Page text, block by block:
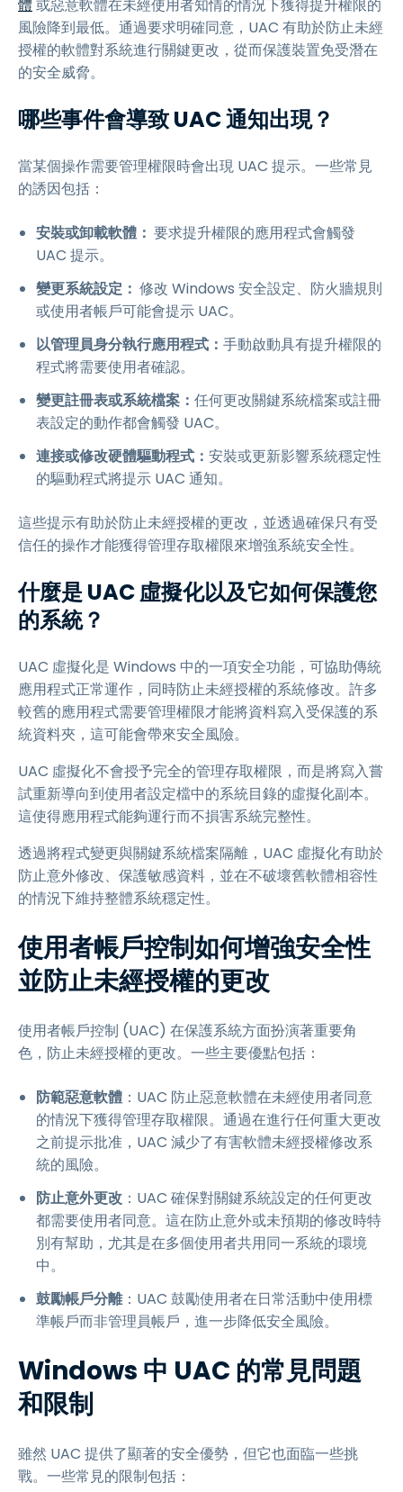
體或惡意軟體在未經使用者知情的情況下獲得提升權限的
風險降到最低。通過要求明確同意，UAC 有助於防止未經
授權的軟體對系統進行關鍵更改，從而保護裝置免受潛在
的安全威脅。
哪些事件會導致 UAC 通知出現？
當某個操作需要管理權限時會出現 UAC 提示。一些常見
的誘因包括：
安裝或卸載軟體： 要求提升權限的應用程式會觸發
UAC 提示。
變更系統設定： 修改 Windows 安全設定、防火牆規則
或使用者帳戶可能會提示 UAC。
以管理員身分執行應用程式： 手動啟動具有提升權限的
程式將需要使用者確認。
變更註冊表或系統檔案： 任何更改關鍵系統檔案或註冊
表設定的動作都會觸發 UAC。
連接或修改硬體驅動程式： 安裝或更新影響系統穩定性
的驅動程式將提示 UAC 通知。
這些提示有助於防止未經授權的更改，並透過確保只有受
信任的操作才能獲得管理存取權限來增強系統安全性。
什麼是 UAC 虛擬化以及它如何保護您
的系統？
UAC 虛擬化是 Windows 中的一項安全功能，可協助傳統
應用程式正常運作，同時防止未經授權的系統修改。許多
較舊的應用程式需要管理權限才能將資料寫入受保護的系
統資料夾，這可能會帶來安全風險。
UAC 虛擬化不會授予完全的管理存取權限，而是將寫入嘗
試重新導向到使用者設定檔中的系統目錄的虛擬化副本。
這使得應用程式能夠運行而不損害系統完整性。
透過將程式變更與關鍵系統檔案隔離，UAC 虛擬化有助於
防止意外修改、保護敏感資料，並在不破壞舊軟體相容性
的情況下維持整體系統穩定性。
使用者帳戶控制如何增強安全性
並防止未經授權的更改
使用者帳戶控制 (UAC) 在保護系統方面扮演著重要角
色，防止未經授權的更改。一些主要優點包括：
防範惡意軟體 ：UAC 防止惡意軟體在未經使用者同意
的情況下獲得管理存取權限。通過在進行任何重大更改
之前提示批准，UAC 減少了有害軟體未經授權修改系
統的風險。
防止意外更改 ：UAC 確保對關鍵系統設定的任何更改
都需要使用者同意。這在防止意外或未預期的修改時特
別有幫助，尤其是在多個使用者共用同一系統的環境
中。
鼓勵帳戶分離：UAC 鼓勵使用者在日常活動中使用標
準帳戶而非管理員帳戶，進一步降低安全風險。
Windows 中 UAC 的常見問題
和限制
雖然 UAC 提供了顯著的安全優勢，但它也面臨一些挑
戰。一些常見的限制包括：